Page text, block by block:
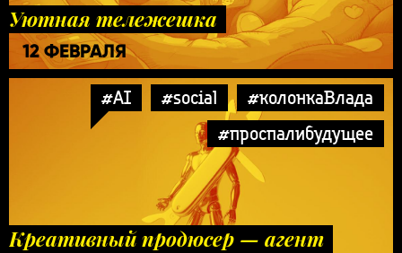
Уютная тележешка
12 ФЕВРАЛЯ
#AI #social
#колонкаВлада
#проспалибудущее
Креативный продюсер — агент